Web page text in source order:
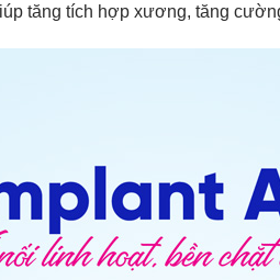
tăng tích hợp xương, tăng